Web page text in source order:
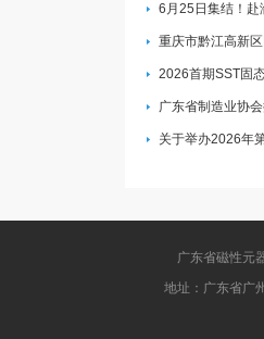
6月25日集结！赴
重庆市黔江高新
2026首期SST固
广东省制造业协
关于举办2026年
广东省磁性元
地址：广东省广